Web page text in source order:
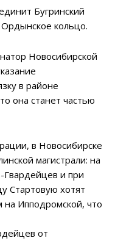
Бугринский
кольцо.
Новосибирской
в районе
она станет частью
в Новосибирске
магистрали: на
Гвардейцев и при
Стартовую хотят
Ипподромской, что
от